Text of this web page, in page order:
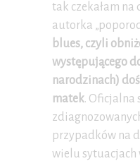
tak czekałam na
autorka
blues, czyli
występującego
narodzinach)
matek. Oficjalna
przypadków na
wielu sytuacjach